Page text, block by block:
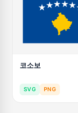
코소보
SVG PNG